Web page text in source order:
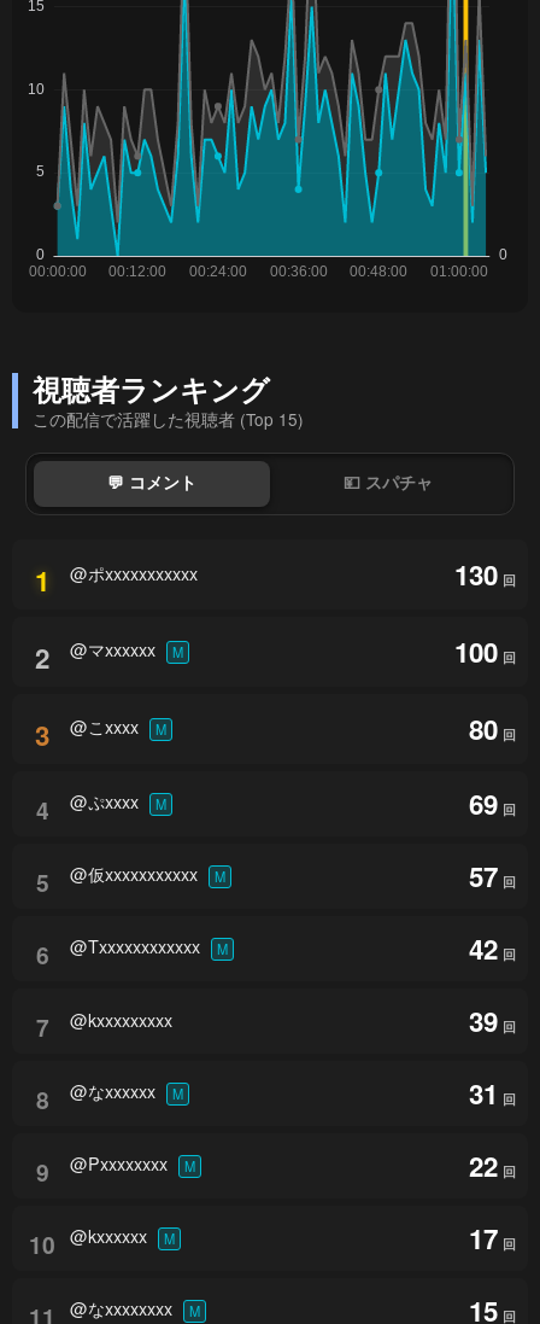
視聴者ランキング
この配信で活躍した視聴者 (Top 15)
💬 コメント 💴 スパチャ
1 @ポxxxxxxxxxxx 130 回
2 @マxxxxxx M 100 回
3 @こxxxx M 80 回
4 @ぷxxxx M 69 回
5 @仮xxxxxxxxxxx M 57 回
6 @Txxxxxxxxxxxx M 42 回
7 @kxxxxxxxxx 39 回
8 @なxxxxxx M 31 回
9 @Pxxxxxxxx M 22 回
10 @kxxxxxx M 17 回
11 @なxxxxxxxx M 15 回